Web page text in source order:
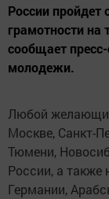
России пройдет
грамотности на
сообщает
молодежи.
Любой
Москве, Санкт-
Тюмени,
России, а также
Германии,